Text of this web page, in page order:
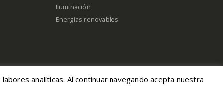
Iluminación
Energías renovables
analíticas. Al continuar navegando acepta nuestra